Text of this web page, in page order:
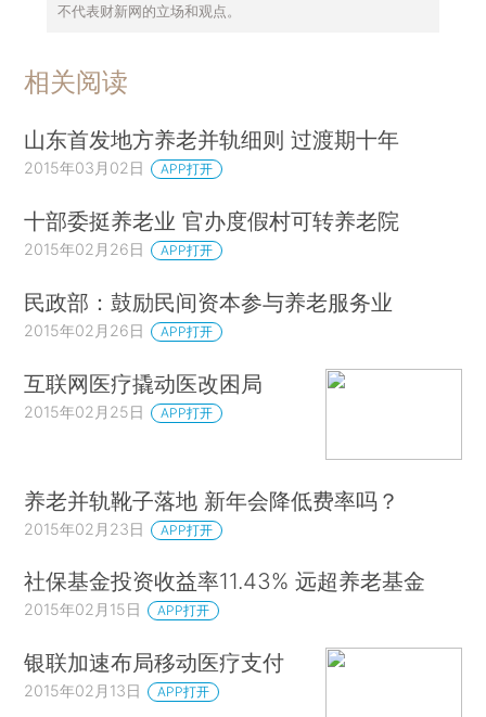
不代表财新网的立场和观点。
相关阅读
山东首发地方养老并轨细则 过渡期十年
2015年03月02日 APP打开
十部委挺养老业 官办度假村可转养老院
2015年02月26日 APP打开
民政部：鼓励民间资本参与养老服务业
2015年02月26日 APP打开
互联网医疗撬动医改困局
2015年02月25日 APP打开
养老并轨靴子落地 新年会降低费率吗？
2015年02月23日 APP打开
社保基金投资收益率11.43% 远超养老基金
2015年02月15日 APP打开
银联加速布局移动医疗支付
2015年02月13日 APP打开